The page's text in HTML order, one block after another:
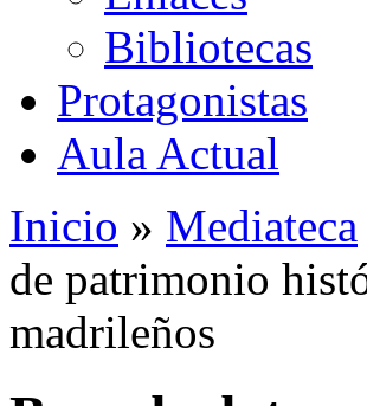
Bibliotecas
Protagonistas
Aula Actual
Inicio » Mediateca
de patrimonio
madrileños